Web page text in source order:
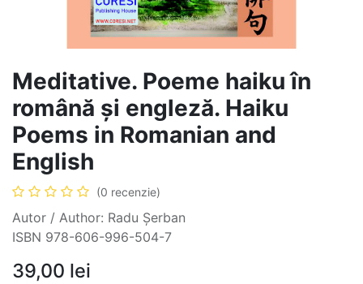
Meditative. Poeme haiku în
română și engleză. Haiku
Poems in Romanian and
English
(0 recenzie)
Autor / Author: Radu Șerban
ISBN 978-606-996-504-7
39,00 lei